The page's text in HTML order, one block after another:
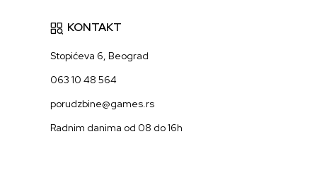
KONTAKT
Stopićeva 6, Beograd
063 10 48 564
porudzbine@games.rs
Radnim danima od 08 do 16h